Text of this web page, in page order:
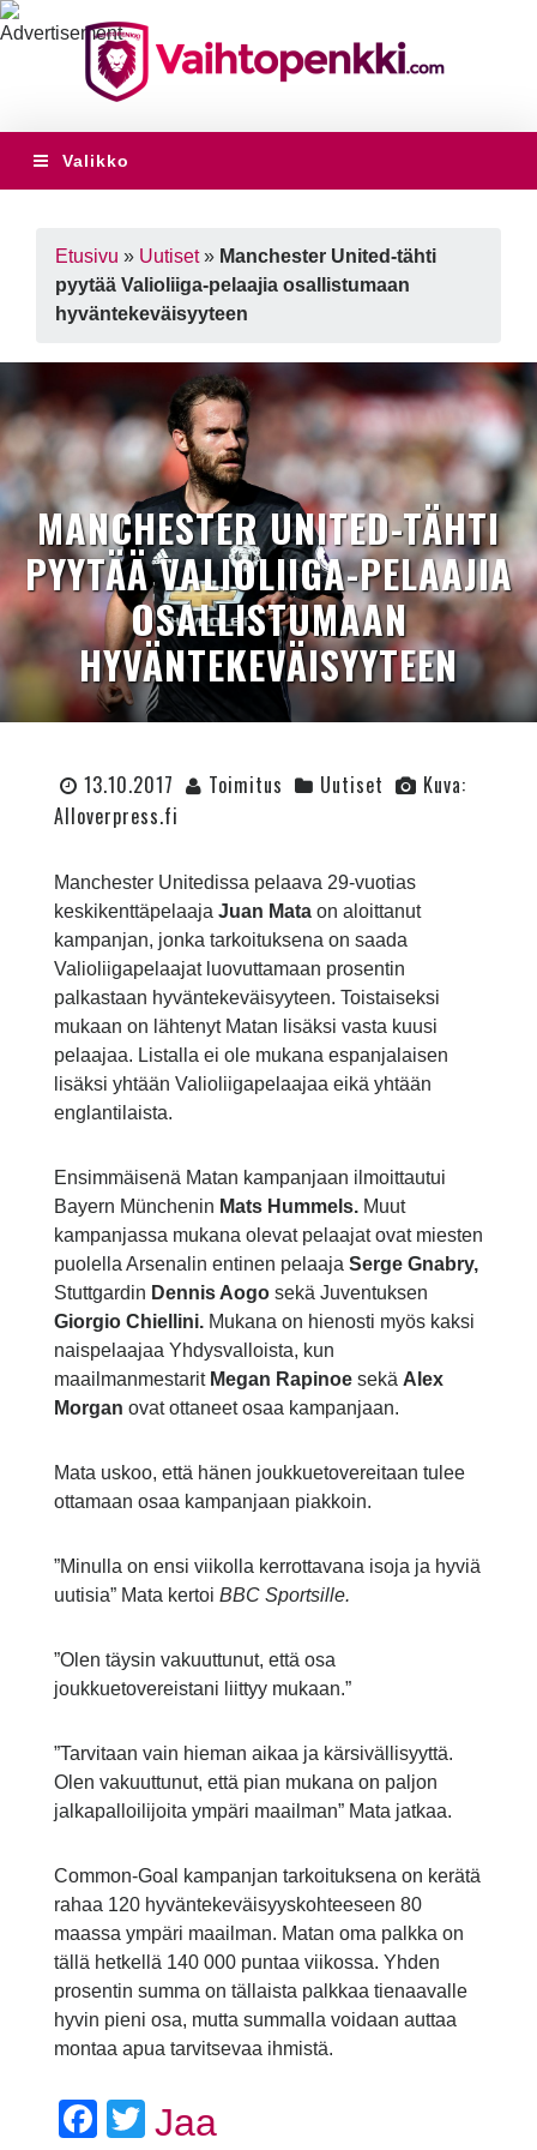
Valikko
Etusivu » Uutiset» Manchester United-tähti
pyytää Valioliiga-pelaajia osallistumaan
hyväntekeväisyyteen
MANCHESTER UNITED-TÄHTI
PYYTÄÄ VALIOLIIGA-PELAAJIA
OSALLISTUMAAN
HYVÄNTEKEVÄISYYTEEN
13.10.2017 Toimitus Uutiset
Kuva:
Alloverpress.fi
Manchester Unitedissa pelaava 29-vuotias
keskikenttäpelaaja Juan Mataon aloittanut
kampanjan, jonka tarkoituksena on saada
Valioliigapelaajat luovuttamaan prosentin
palkastaan hyväntekeväisyyteen. Toistaiseksi
mukaan on lähtenyt Matan lisäksi vasta kuusi
pelaajaa. Listalla ei ole mukana espanjalaisen
lisäksi yhtään Valioliigapelaajaa eikä yhtään
englantilaista.
Ensimmäisenä Matan kampanjaan ilmoittautui
Bayern Münchenin Mats Hummels. Muut
kampanjassa mukana olevat pelaajat ovat miesten
puolella Arsenalin entinen pelaaja Serge Gnabry,
Stuttgardin Dennis Aogo sekä Juventuksen
Giorgio Chiellini. Mukana on hienosti myös kaksi
naispelaajaa Yhdysvalloista, kun
maailmanmestarit Megan Rapinoe sekä Alex
Morgan ovat ottaneet osaa kampanjaan.
Mata uskoo, että hänen joukkuetovereitaan tulee
ottamaan osaa kampanjaan piakkoin.
”Minulla on ensi viikolla kerrottavana isoja ja hyviä
uutisia” Mata kertoi BBC Sportsille.
”Olen täysin vakuuttunut, että osa
joukkuetovereistani liittyy mukaan.”
”Tarvitaan vain hieman aikaa ja kärsivällisyyttä.
Olen vakuuttunut, että pian mukana on paljon
jalkapalloilijoita ympäri maailman” Mata jatkaa.
Common-Goal kampanjan tarkoituksena on kerätä
rahaa 120 hyväntekeväisyyskohteeseen 80
maassa ympäri maailman. Matan oma palkka on
tällä hetkellä 140 000 puntaa viikossa. Yhden
prosentin summa on tällaista palkkaa tienaavalle
hyvin pieni osa, mutta summalla voidaan auttaa
montaa apua tarvitsevaa ihmistä.
Facebook
Twitter
Jaa